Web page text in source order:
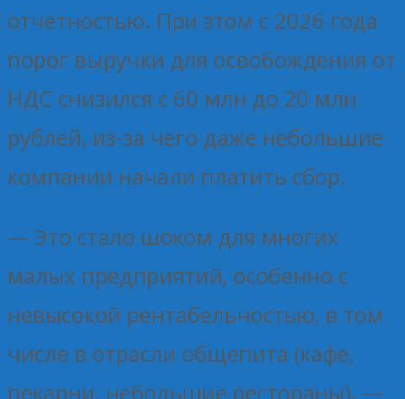
отчетностью. При этом с 2026 года
порог выручки для освобождения от
НДС снизился с 60 млн до 20 млн
рублей, из-за чего даже небольшие
компании начали платить сбор.
— Это стало шоком для многих
малых предприятий, особенно с
невысокой рентабельностью, в том
числе в отрасли общепита (кафе,
пекарни, небольшие рестораны), —